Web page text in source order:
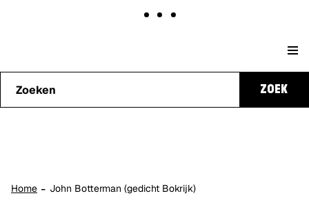
Genk
kunnen
we je
ZOEK
Home John Botterman (gedicht Bokrijk)